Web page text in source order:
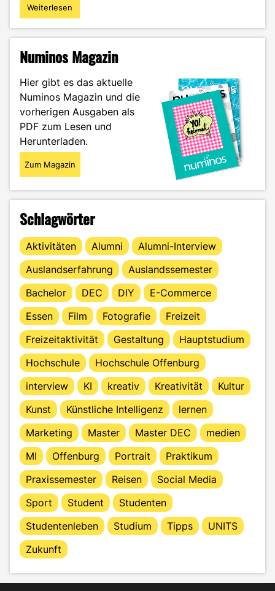
"Online-
oder
Welche
eignet
sich
am
besten?"
Weiterlesen
Numinos Magazin
Hier gibt es das aktuelle
Numinos Magazin und die
vorherigen Ausgaben als
PDF zum Lesen und
Herunterladen.
Zum Magazin
Schlagwörter
Aktivitäten Alumni
Alumni-Interview
Auslandserfahrung
Auslandssemester
Bachelor
DEC DIY
E-Commerce
Essen
Film Fotografie
Freizeit
Freizeitaktivität
Gestaltung
Hauptstudium
Hochschule
Hochschule Offenburg
interview
KI kreativ Kreativität
Kultur
Kunst
Künstliche Intelligenz
lernen
Marketing
Master Master DEC
medien
MI
Offenburg Portrait
Praktikum
Praxissemester
Reisen
Social Media
Sport
Student
Studenten
Studentenleben
Studium Tipps
UNITS
Zukunft